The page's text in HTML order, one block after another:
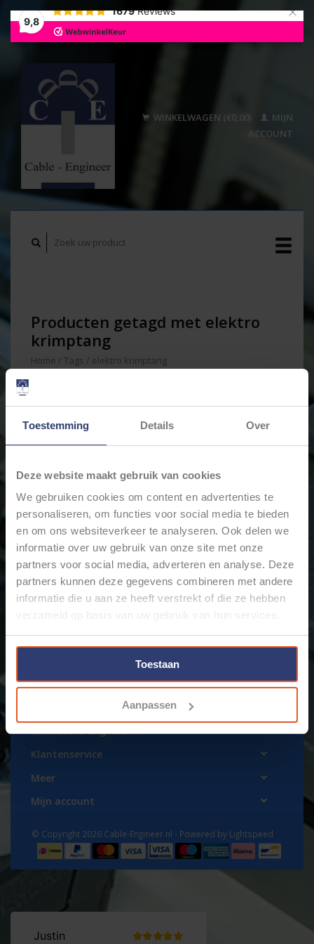
Toestemming Details Over
Deze website maakt gebruik van cookies
We gebruiken cookies om content en advertenties te
personaliseren, om functies voor social media te bieden
en om ons websiteverkeer te analyseren. Ook delen we
informatie over uw gebruik van onze site met onze
partners voor social media, adverteren en analyse. Deze
partners kunnen deze gegevens combineren met andere
informatie die u aan ze heeft verstrekt of die ze hebben
verzameld op basis van uw gebruik van hun services.
Toestaan
Aanpassen
9,8
1679 Reviews ×
WINKELWAGEN (€0,00)
MIJN
ACCOUNT
Producten getagd met elektro
krimptang
Home / Tags / elektro krimptang
Min: €0 Max: €150
KNIPEX PRECIFORCE®
KRIMPTANG VOOR
GEÏSOLEERDE
€109,98
www.cable-engineer.nl
Klantenservice
Meer
Mijn account
© Copyright 2026 Cable-Engineer.nl - Powered by Lightspeed